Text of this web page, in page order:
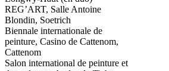
REG’ART, Salle Antoine
Blondin, Soetrich
Biennale internationale de
peinture, Casino de Cattenom,
Cattenom
Salon international de peinture et